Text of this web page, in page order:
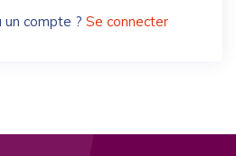
un compte ? Se connecter